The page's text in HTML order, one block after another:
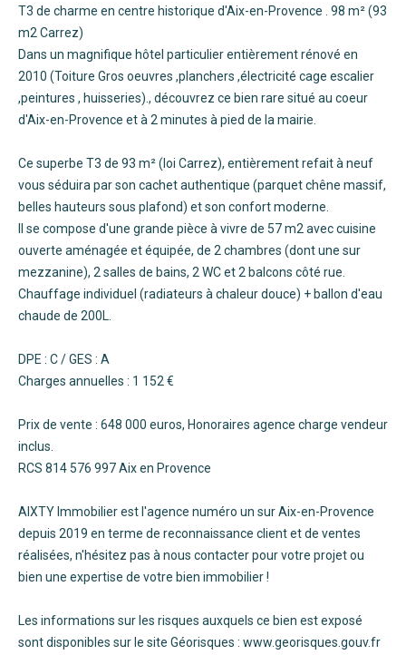
T3 de charme en centre historique d'Aix-en-Provence . 98 m² (93
m2 Carrez)
Dans un magnifique hôtel particulier entièrement rénové en
2010 (Toiture Gros oeuvres ,planchers ,électricité cage escalier
,peintures , huisseries)., découvrez ce bien rare situé au coeur
d'Aix-en-Provence et à 2 minutes à pied de la mairie.
Ce superbe T3 de 93 m² (loi Carrez), entièrement refait à neuf
vous séduira par son cachet authentique (parquet chêne massif,
belles hauteurs sous plafond) et son confort moderne.
Il se compose d'une grande pièce à vivre de 57 m2 avec cuisine
ouverte aménagée et équipée, de 2 chambres (dont une sur
mezzanine), 2 salles de bains, 2 WC et 2 balcons côté rue.
Chauffage individuel (radiateurs à chaleur douce) + ballon d'eau
chaude de 200L.
DPE : C / GES : A
Charges annuelles : 1 152 €
Prix de vente : 648 000 euros, Honoraires agence charge vendeur
inclus.
RCS 814 576 997 Aix en Provence
AIXTY Immobilier est l'agence numéro un sur Aix-en-Provence
depuis 2019 en terme de reconnaissance client et de ventes
réalisées, n'hésitez pas à nous contacter pour votre projet ou
bien une expertise de votre bien immobilier !
Les informations sur les risques auxquels ce bien est exposé
sont disponibles sur le site Géorisques : www.georisques.gouv.fr